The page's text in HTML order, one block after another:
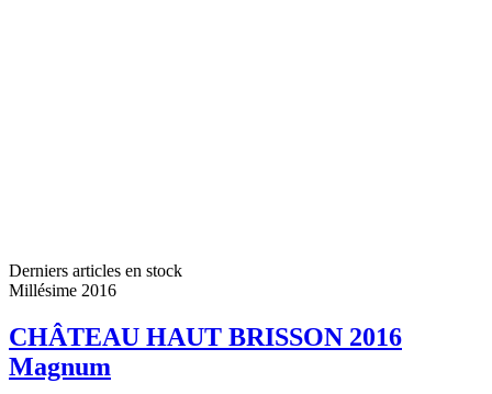
Derniers articles en stock
Millésime 2016
CHÂTEAU HAUT BRISSON 2016
Magnum